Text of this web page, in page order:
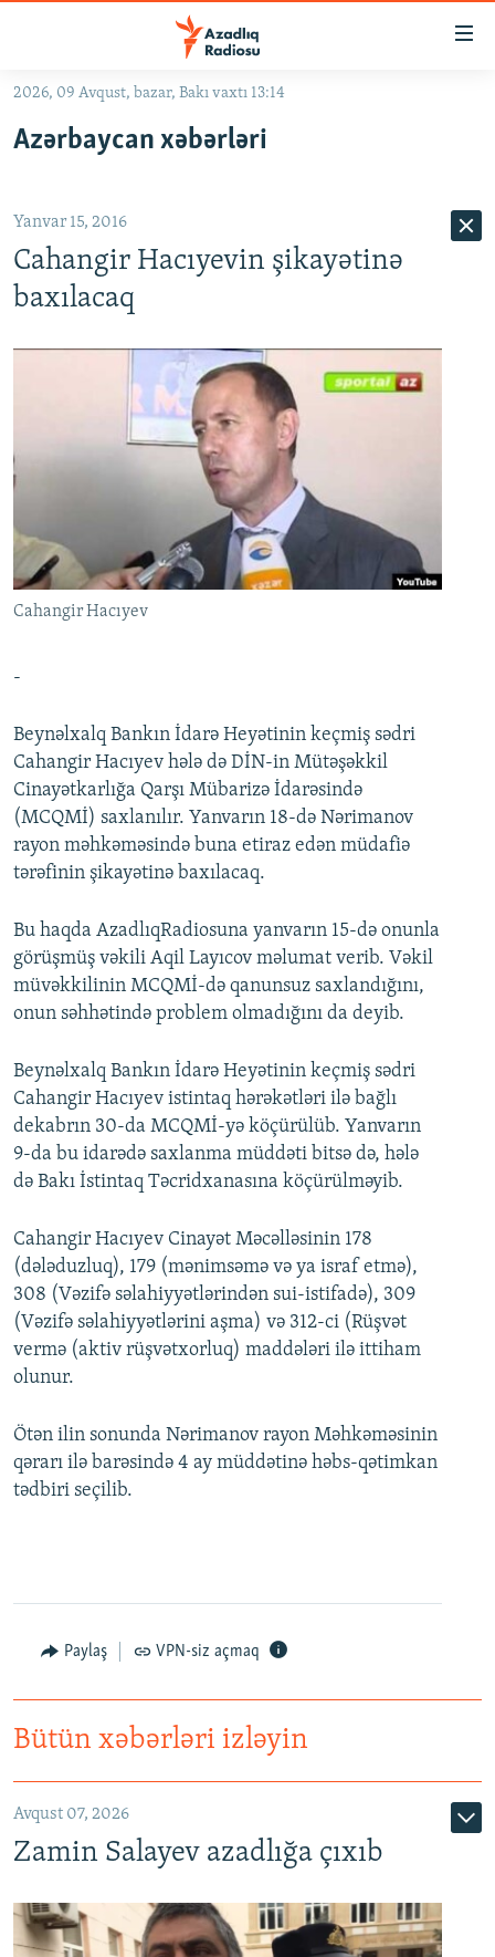
Əsas
qayıt
qayıt
Axtarışa
keç FƏRQƏ BAX
QANUNI DOĞRU
ARAŞDIRMA
KARIKATURA
AZƏRBAYCAN ƏDƏBIYYATI KITABXANASI
İSLAM VƏ DEMOKRATIYA
PEŞƏ ETIKASI VƏ JURNALISTIKA STANDARTLARIMIZ
BIZI IZLƏ
2026, 09 Avqust, bazar, Bakı vaxtı 13:14
Azərbaycan xəbərləri
Yanvar 15, 2016
Cahangir Hacıyevin şikayətinə
baxılacaq
Cahangir Hacıyev
-
Beynəlxalq Bankın İdarə Heyətinin keçmiş sədri
Cahangir Hacıyev hələ də DİN-in Mütəşəkkil
Cinayətkarlığa Qarşı Mübarizə İdarəsində
(MCQMİ) saxlanılır. Yanvarın 18-də Nərimanov
rayon məhkəməsində buna etiraz edən müdafiə
tərəfinin şikayətinə baxılacaq.
Bu haqda AzadlıqRadiosuna yanvarın 15-də onunla
görüşmüş vəkili Aqil Layıcov məlumat verib. Vəkil
müvəkkilinin MCQMİ-də qanunsuz saxlandığını,
onun səhhətində problem olmadığını da deyib.
Beynəlxalq Bankın İdarə Heyətinin keçmiş sədri
Cahangir Hacıyev istintaq hərəkətləri ilə bağlı
dekabrın 30-da MCQMİ-yə köçürülüb. Yanvarın
9-da bu idarədə saxlanma müddəti bitsə də, hələ
də Bakı İstintaq Təcridxanasına köçürülməyib.
Cahangir Hacıyev Cinayət Məcəlləsinin 178
(dələduzluq), 179 (mənimsəmə və ya israf etmə),
308 (Vəzifə səlahiyyətlərindən sui-istifadə), 309
(Vəzifə səlahiyyətlərini aşma) və 312-ci (Rüşvət
vermə (aktiv rüşvətxorluq) maddələri ilə ittiham
olunur.
Ötən ilin sonunda Nərimanov rayon Məhkəməsinin
qərarı ilə barəsində 4 ay müddətinə həbs-qətimkan
tədbiri seçilib.
Paylaş VPN-siz açmaq
Bütün xəbərləri izləyin
Avqust 07, 2026
Zamin Salayev azadlığa çıxıb